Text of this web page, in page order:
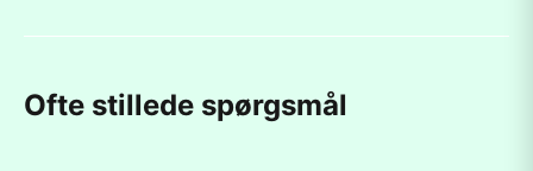
Ofte stillede spørgsmål